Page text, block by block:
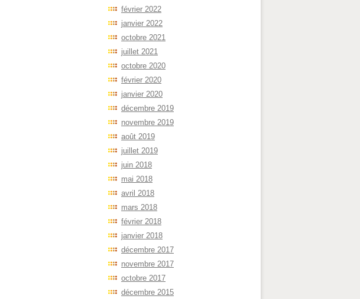
février 2022
janvier 2022
octobre 2021
juillet 2021
octobre 2020
février 2020
janvier 2020
décembre 2019
novembre 2019
août 2019
juillet 2019
juin 2018
mai 2018
avril 2018
mars 2018
février 2018
janvier 2018
décembre 2017
novembre 2017
octobre 2017
décembre 2015